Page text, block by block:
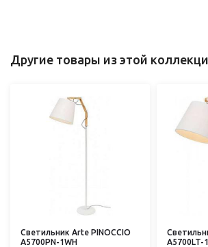
Другие товары из этой
Светильник Arte PINOCCIO
A5700PN-1WH
A5700LT-